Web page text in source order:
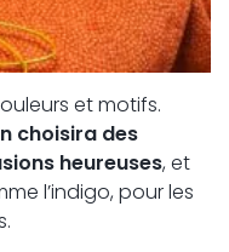
et motifs.
choisira des
heureuses, et
l’indigo, pour les